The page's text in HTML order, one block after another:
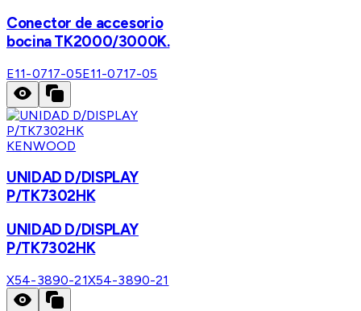
Conector de accesorio
bocina TK2000/3000K.
E11-0717-05E11-0717-05
KENWOOD
UNIDAD D/DISPLAY
P/TK7302HK
UNIDAD D/DISPLAY
P/TK7302HK
X54-3890-21X54-3890-21